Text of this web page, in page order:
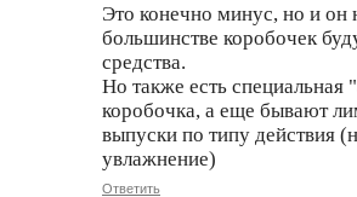
Это конечно минус, но и он
большинстве коробочек
средства.
Но также есть специальная
коробочка, а еще бывают
выпуски по типу действия
увлажнение)
Ответить